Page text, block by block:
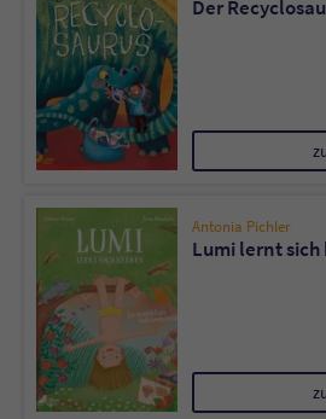
Der
Antonia Pichler
Lumi lernt
Sicherheitscode des
überprüfen.